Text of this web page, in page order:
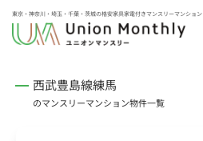
東京・神奈川・埼玉・千葉・茨城の格安家具家電付きマンスリーマンション
西武豊島線練馬
のマンスリーマンション物件一覧